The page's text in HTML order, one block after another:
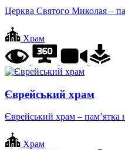
Церква Святого Миколая –
Храм
Єврейський храм
Єврейський храм – пам’ятка
Храм